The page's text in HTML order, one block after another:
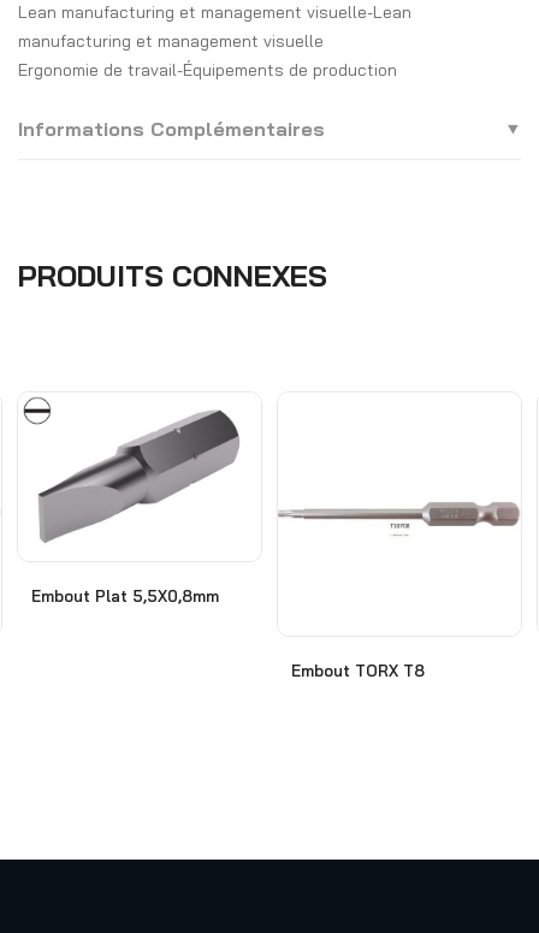
Lean manufacturing et management visuelle-Lean
manufacturing et management visuelle
Ergonomie de travail-Équipements de production
Informations Complémentaires
PRODUITS CONNEXES
Embout Plat 5,5X0,8mm
Embout TORX T8